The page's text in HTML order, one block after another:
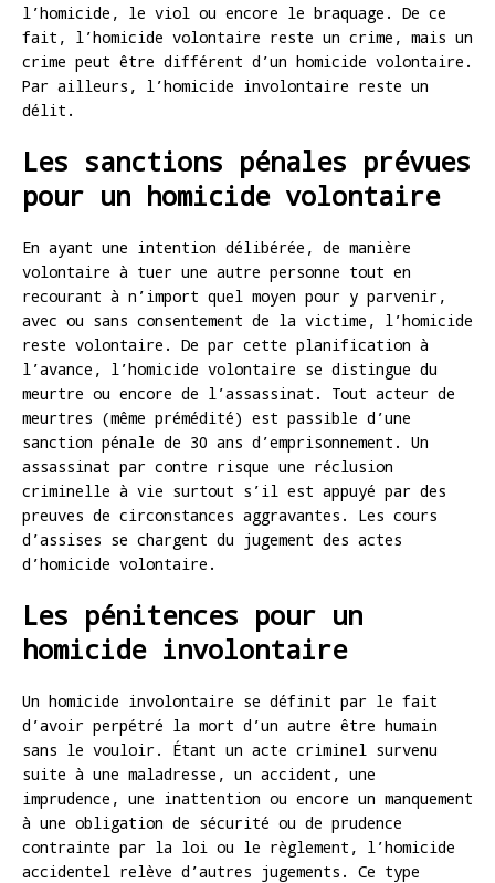
l’homicide, le viol ou encore le braquage. De ce
fait, l’homicide volontaire reste un crime, mais un
crime peut être différent d’un homicide volontaire.
Par ailleurs, l’homicide involontaire reste un
délit.
Les sanctions pénales prévues
pour un homicide volontaire
En ayant une intention délibérée, de manière
volontaire à tuer une autre personne tout en
recourant à n’import quel moyen pour y parvenir,
avec ou sans consentement de la victime, l’homicide
reste volontaire. De par cette planification à
l’avance, l’homicide volontaire se distingue du
meurtre ou encore de l’assassinat. Tout acteur de
meurtres (même prémédité) est passible d’une
sanction pénale de 30 ans d’emprisonnement. Un
assassinat par contre risque une réclusion
criminelle à vie surtout s’il est appuyé par des
preuves de circonstances aggravantes. Les cours
d’assises se chargent du jugement des actes
d’homicide volontaire.
Les pénitences pour un
homicide involontaire
Un homicide involontaire se définit par le fait
d’avoir perpétré la mort d’un autre être humain
sans le vouloir. Étant un acte criminel survenu
suite à une maladresse, un accident, une
imprudence, une inattention ou encore un manquement
à une obligation de sécurité ou de prudence
contrainte par la loi ou le règlement, l’homicide
accidentel relève d’autres jugements. Ce type